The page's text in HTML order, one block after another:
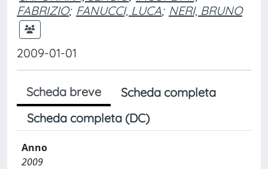
FABRIZIO; FANUCCI, LUCA; NERI, BRUNO
2009-01-01
Scheda breve
Scheda completa
Scheda completa (DC)
Anno
2009